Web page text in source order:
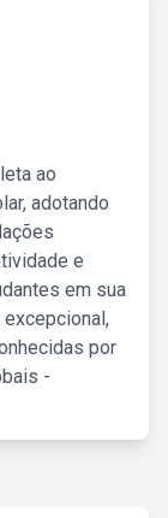
ao
adotando
e
em sua
excepcional,
por
-